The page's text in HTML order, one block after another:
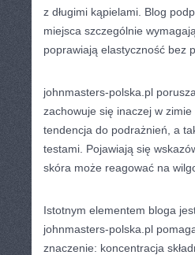
z długimi kąpielami. Blog
miejsca szczególnie
poprawiają elastyczność bez
johnmasters-polska.pl
zachowuje się inaczej w
tendencja do podrażnień, a
testami. Pojawiają się
skóra może reagować na
Istotnym elementem bloga
johnmasters-polska.pl
znaczenie: koncentracja